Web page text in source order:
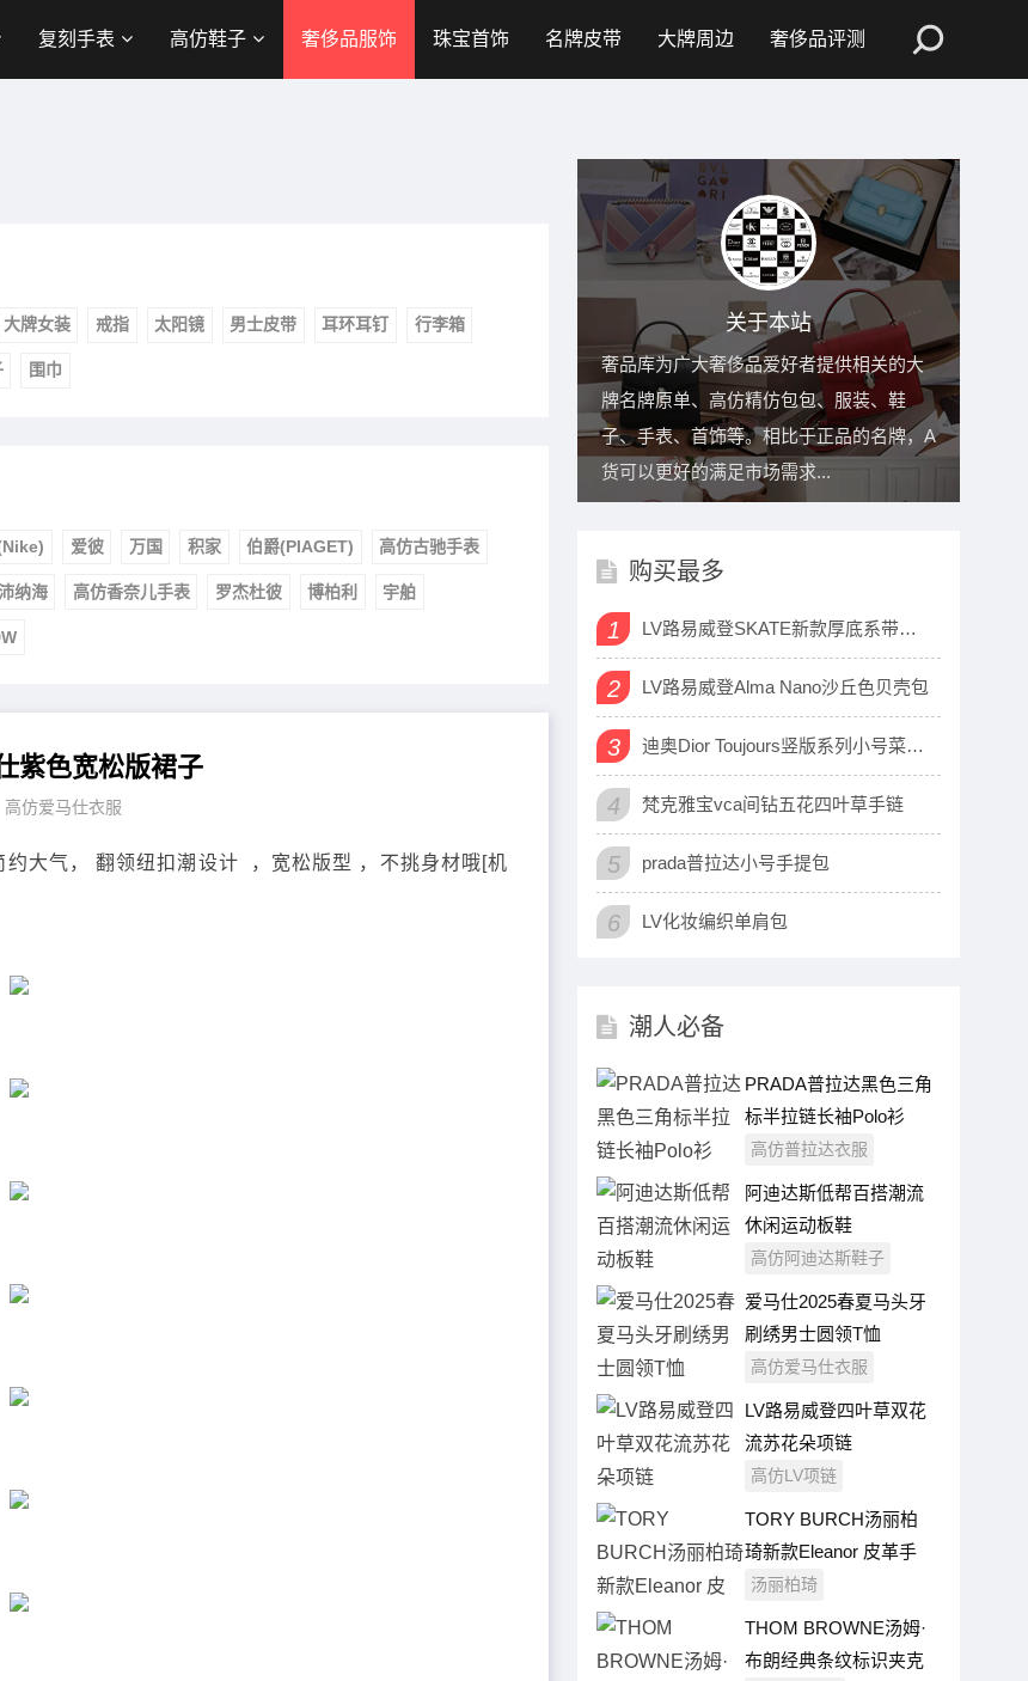
复刻手表 高仿鞋子 奢侈品服饰 珠宝首饰 名牌皮带 大牌周边 奢侈品评测
大牌女装 戒指 太阳镜 男士皮带 耳环耳钉 行李箱
围巾
爱彼 万国 积家 伯爵(PIAGET) 高仿古驰手表
纳海 高仿香奈儿手表 罗杰杜彼 博柏利 宇舶
紫色宽松版裙子
高仿爱马仕衣服
大气， 翻领纽扣潮设计 ，宽松版型 ，不挑身材哦[机
关于本站
奢品库为广大奢侈品爱好者提供相关的大
牌名牌原单、高仿精仿包包、服装、鞋
子、手表、首饰等。相比于正品的名牌，A
货可以更好的满足市场需求...
购买最多
1 LV路易威登SKATE新款厚底系带运动鞋
2 LV路易威登Alma Nano沙丘色贝壳包
3 迪奥Dior Toujours竖版系列小号菜篮子包
4 梵克雅宝vca间钻五花四叶草手链
5 prada普拉达小号手提包
6 LV化妆编织单肩包
潮人必备
PRADA普拉达黑色三角
标半拉链长袖Polo衫
高仿普拉达衣服
阿迪达斯低帮百搭潮流
休闲运动板鞋
高仿阿迪达斯鞋子
爱马仕2025春夏马头牙
刷绣男士圆领T恤
高仿爱马仕衣服
LV路易威登四叶草双花
流苏花朵项链
高仿LV项链
TORY BURCH汤丽柏
琦新款Eleanor 皮革手
袋
汤丽柏琦
THOM BROWNE汤姆·
布朗经典条纹标识夹克